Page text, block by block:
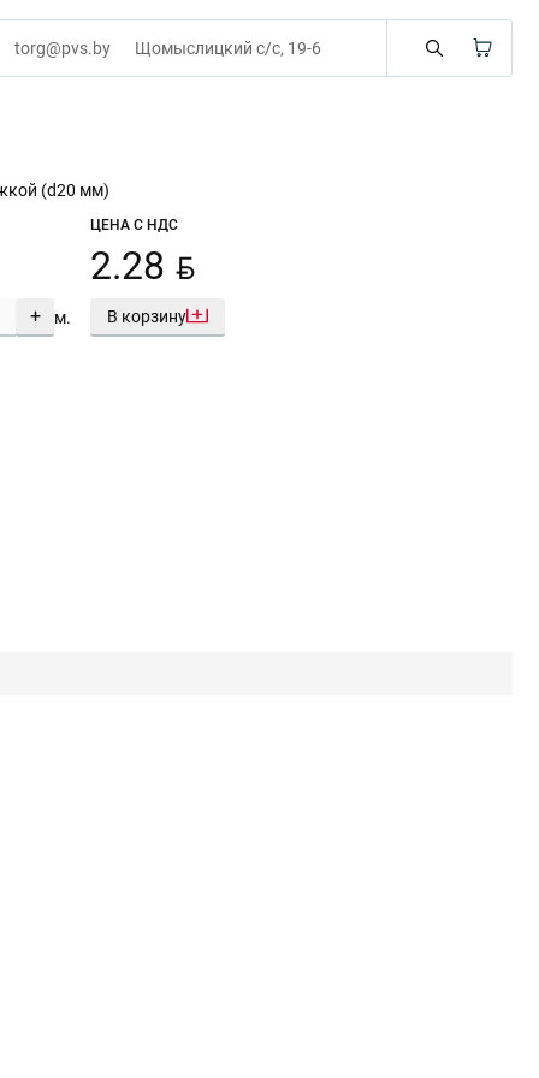
torg@pvs.by Щомыслицкий с/с, 19-6
(d20 мм)
+ м.
ЦЕНА С НДС
2.28 BYN
В корзину